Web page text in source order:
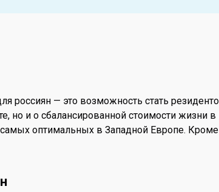
россиян — это возможность стать
но и о сбалансированной стоимости жизни
оптимальных в Западной Европе. Кроме